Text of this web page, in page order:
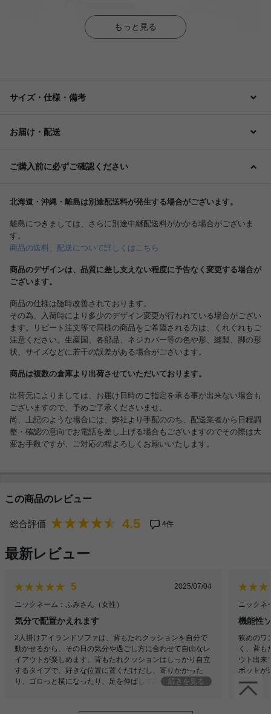
もっと見る
サイズ・仕様・備考
お届け・配送
ご購入前に必ずご確認ください
北海道・沖縄・離島は別途配送料が発生する場合がございます。
離島につきましては、さらに別途中継配送料がかかる場合がございま
す。
商品の送料、配送について詳しくはこちら
商品のデザインは、品質に差し支えない程度に予告なく変更する場合が
ございます。
商品の仕様は随時改善されております。
その為、入荷時により多少のデザイン変更が行われている場合がござい
ます。リピート注文等で同様の商品をご希望される方は、くれぐれもご
注意ください。生産国、各部品、ネジカバー等の色や形、縫製、脚の形
状、サイズなどに若干の誤差がある場合がございます。
商品は複数の倉庫より出荷させていただいております。
出荷元によりましては、お届け日時のご指定を承る事が出来ない場合も
ございますので、予めご了承くださいませ。
尚、上記のような場合には、弊社より手配ののち、配送業者から日程調
整・確認の意向でお電話を差し上げる場合もございますのでその際は大
変お手数ですが、ご対応の程よろしくお願いいたします。
この商品のレビュー
総合評価 4.5 4件
最新レビュー
5 2025/07/04
ニックネーム：ふみさん （女性）
気分で配置かえれます
2人掛けアイランドソファは、背もたれクッションを自分で
動かせるから、その日の気分や過ごし方に合わせて自由なレ
イアウトが楽しめます。背もたれクッションはしっかり自立
するタイプで、好きな位置に置くだけだし、寄りかかった
り、ゴロっと横になったり、足を伸ばして2人で映画を観た
続きを見る
ニックネ
機能性
狭めのワ
く、背も
ウト出来
ボット